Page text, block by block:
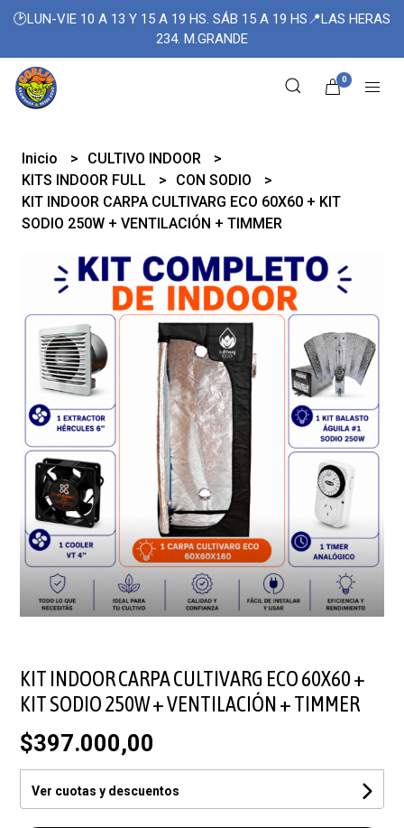
🕑LUN-VIE 10 A 13 Y 15 A 19 HS. SÁB 15 A 19 HS📍LAS HERAS
234. M.GRANDE
0
Inicio
CULTIVO INDOOR
KITS INDOOR FULL
CON SODIO
KIT INDOOR CARPA CULTIVARG ECO 60X60 + KIT
SODIO 250W + VENTILACIÓN + TIMMER
KIT INDOOR CARPA CULTIVARG ECO 60X60 +
KIT SODIO 250W + VENTILACIÓN + TIMMER
$397.000,00
Ver cuotas y descuentos